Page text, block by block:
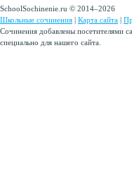
SchoolSochinenie.ru © 2014–2026
Школьные сочинения | Карта сайта |
Сочинения добавлены посетителями
специально для нашего сайта.